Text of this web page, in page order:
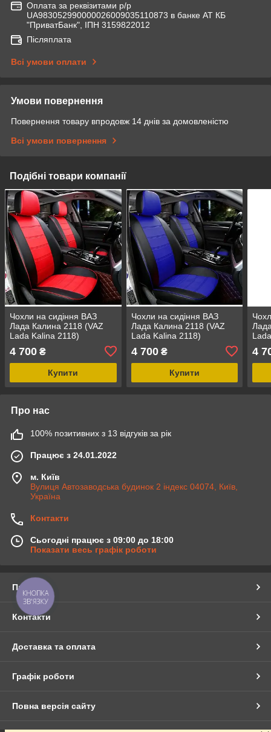
Оплата за реквізитами р/р
UA983052990000026009035110873 в банке АТ КБ
"ПриватБанк", ІПН 3159822012
Післяплата
Всі умови оплати
Умови повернення
Повернення товару впродовж 14 днів за домовленістю
Всі умови повернення
Подібні товари компанії
Чохли на сидіння ВАЗ
Лада Калина 2118 (VAZ
Lada Kalina 2118)
модельні MAX з екошкіри
Чорно-червоний
4 700 ₴
Купити
Чохли на сидіння ВАЗ
Лада Калина 2118 (VAZ
Lada Kalina 2118)
модельні MAX з екошкіри
Чорно-синій
4 700₴
Купити
4
Про нас
100% позитивних з 13 відгуків за рік
Працює з 24.01.2022
м. Київ
Вулиця Автозаводська будинок 2 індекс 04074, Київ,
Україна
Контакти
Сьогодні працює з 09:00 до 18:00
Показати весь графік роботи
Про нас
Контакти
Доставка та оплата
Графік роботи
Повна версія сайту
КНОПКА
ЗВ'ЯЗКУ